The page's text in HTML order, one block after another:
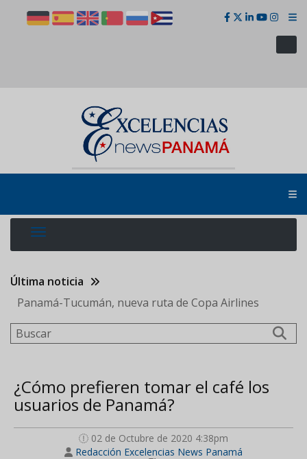
Última noticia
Panamá-Tucumán, nueva ruta de Copa Airlines
Buscar
¿Cómo prefieren tomar el café los
usuarios de Panamá?
02 de Octubre de 2020 4:38pm
Redacción Excelencias News Panamá